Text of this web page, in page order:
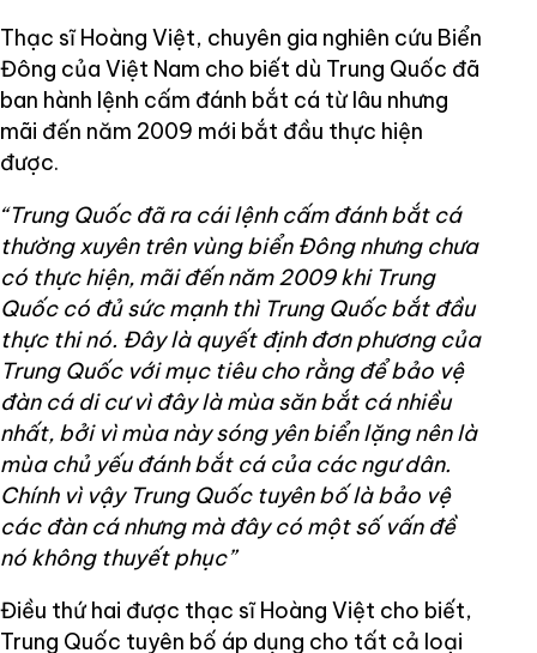
Thạc sĩ Hoàng Việt, chuyên gia nghiên cứu Biển
Đông của Việt Nam cho biết dù Trung Quốc đã
ban hành lệnh cấm đánh bắt cá từ lâu nhưng
mãi đến năm 2009 mới bắt đầu thực hiện
được.
“Trung Quốc đã ra cái lệnh cấm đánh bắt cá
thường xuyên trên vùng biển Đông nhưng chưa
có thực hiện, mãi đến năm 2009 khi Trung
Quốc có đủ sức mạnh thì Trung Quốc bắt đầu
thực thi nó. Đây là quyết định đơn phương của
Trung Quốc với mục tiêu cho rằng để bảo vệ
đàn cá di cư vì đây là mùa săn bắt cá nhiều
nhất, bởi vì mùa này sóng yên biển lặng nên là
mùa chủ yếu đánh bắt cá của các ngư dân.
Chính vì vậy Trung Quốc tuyên bố là bảo vệ
các đàn cá nhưng mà đây có một số vấn đề
nó không thuyết phục”
Điều thứ hai được thạc sĩ Hoàng Việt cho biết,
Trung Quốc tuyên bố áp dụng cho tất cả loại